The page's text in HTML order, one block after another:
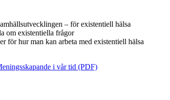
– för existentiell hälsa
om existentiella frågor
för hur man kan arbeta med existentiell hälsa
i vår tid (PDF)